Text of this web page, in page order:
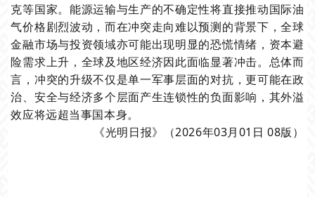
克等国家。能源运输与生产的不确定性将直接推动国际油
气价格剧烈波动，而在冲突走向难以预测的背景下，全球
金融市场与投资领域亦可能出现明显的恐慌情绪，资本避
险需求上升，全球及地区经济因此面临显著冲击。总体而
言，冲突的升级不仅是单一军事层面的对抗，更可能在政
治、安全与经济多个层面产生连锁性的负面影响，其外溢
效应将远超当事国本身。
《光明日报》（2026年03月01日 08版）